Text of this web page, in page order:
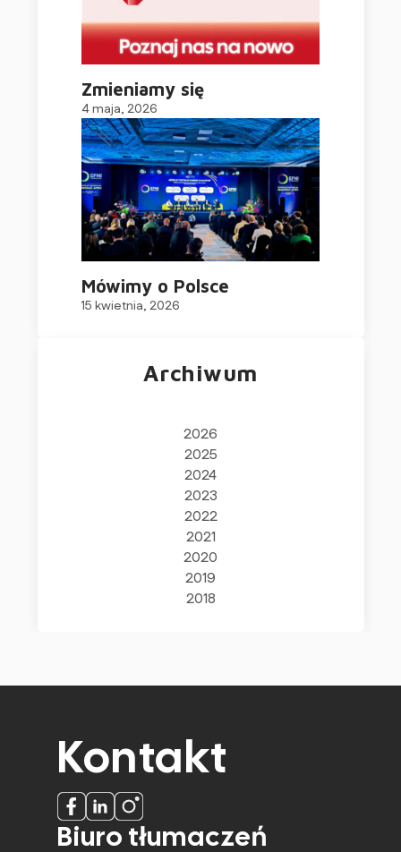
Zmieniamy się
4 maja, 2026
Mówimy o Polsce
15 kwietnia, 2026
Archiwum
2026
2025
2024
2023
2022
2021
2020
2019
2018
Kontakt
Biuro tłumaczeń